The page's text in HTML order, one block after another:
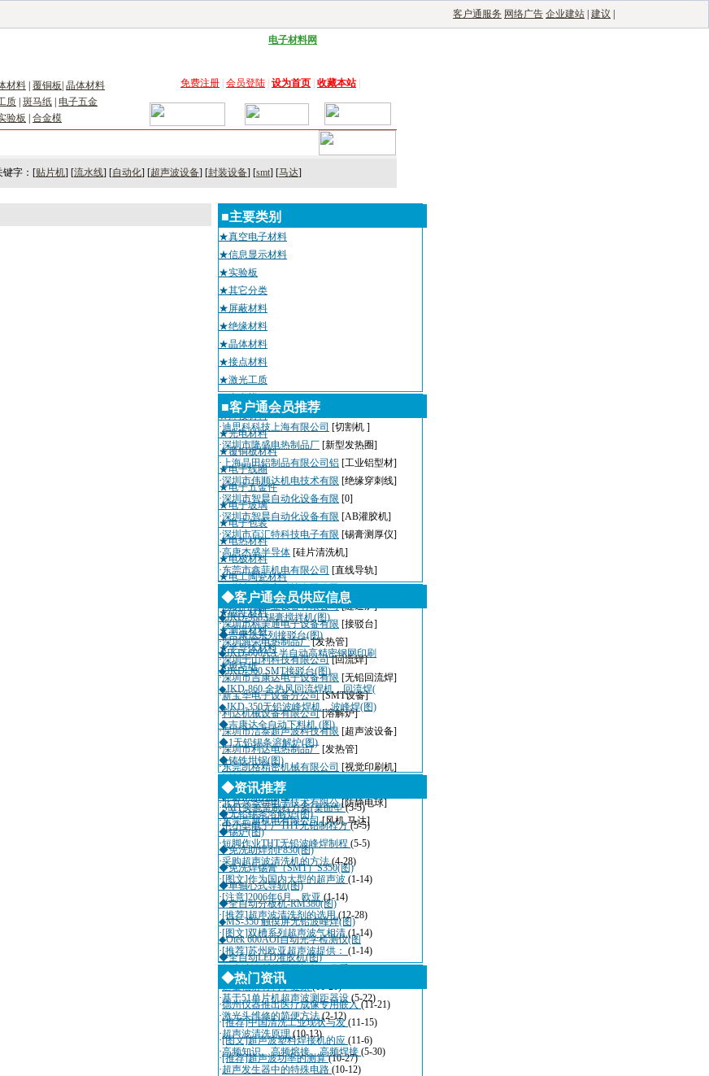
客户通服务 网络广告 企业建站 建议
电子材料网
材料 覆铜板 晶体材料
质 斑马纸
电子五金
验板 合金模
免费注册 会员登陆 设为首页 收藏本站|
键字：[贴片机] [流水线] [自动化] [超声波设备] [封装设备] [smt] [马达]
■主要类别
★真空电子材料
★信息显示材料
★实验板
★其它分类
★屏蔽材料
★绝缘材料
★晶体材料
★接点材料
★激光工质
★合金模
★焊接材料
★光电材料
★覆铜板材料
★电子线圈
★电子五金件
★电子玻璃
★电子包装
★电热材料
★电极材料
★电工陶瓷材料
★导电材料
★磁性材料
★测温材料
★半导体材料
★斑马纸
■客户通会员推荐
·迪思科科技上海有限公司 [切割机 ]
·深圳市隆盛电热制品厂 [新型发热圈]
·上海晶田铝制品有限公司铝 [工业铝型材]
·深圳市伟顺达机电技术有限 [绝缘穿刺线]
·深圳市智晨自动化设备有限 [0]
·深圳市智晨自动化设备有限 [AB灌胶机]
·深圳市百汇特科技电子有限 [锡膏测厚仪]
·高唐杰盛半导体 [硅片清洗机]
·东莞市鑫菲机电有限公司 [直线导轨]
深圳市瑞天宇科技有限公司
[AOI]
·深圳粤城工业设备有限公司 [隧道炉]
·深圳市科美通电子设备有限 [接驳台]
·深圳海荣电热制品厂 [发热管]
·深圳千山利科技有限公司 [回流焊]
·深圳市吉康达电子设备有限 [无铅回流焊]
·新宝华电子设备分公司 [SMT设备]
·利达机械设备有限公司 [溶解炉]
·深圳市洁泰超声波科技有限 [超声波设备]
·深圳市利达电热制品厂 [发热管]
·东莞凯格精密机械有限公司 [视觉印刷机]
·深圳市迈瑞自动化设备有限
·北京兴华特电子技术有限公 [防静电球]
·东莞三越机电有限公司 [风机,马达]
◆客户通会员供应信息
◆JKD-968 锡膏搅拌机(图)
◆吉康达系列接驳台(图)
◆JKD-600AA 半自动高精密钢网印刷
◆JKD-360 SMT接驳台(图)
◆JKD-860 全热风回流焊机，回流焊(
◆JKD-350无铅波峰焊机，波峰焊(图)
◆吉康达全自动下料机 (图)
◆1无铅锡条溶解炉(图)
◆铸铁坩锅(图)
◆抹机水(图)
◆喷水切割机(图)
◆无铅锡条溶解炉(图)
◆锡炉(图)
◆免洗助焊剂F830(图)
◆免洗焊锡膏（SMT）S350(图)
◆单轴心式导轨(图)
◆全自动分板机-RM380(图)
◆MS-350 触摸屏无铅波峰焊(图)
◆Otek 600AOI自动光学检测仪(图
◆全自动LED灌胶机(图)
◆资讯推荐
·SMT实验室制程方案(桌面型(5-5)
·中小型电子厂THT无铅制程方(5-5)
·短脚作业THT无铅波峰焊制程 (5-5)
·采购超声波清洗机的方法(4-28)
·[图文]作为国内大型的超声波 (1-14)
·[注意]2006年6月，欧亚(1-14)
·[推荐]超声波清洗剂的选用(12-28)
·[图文]双槽系列超声波气相清(1-14)
·[推荐]苏州欧亚超声波提供： (1-14)
超声波诊断仪国际招标10月看
·适量辐射有利于健康(11-20)
·德州仪器推出医疗成像专用嵌入 (11-21)
·[推荐]中国清洗工业现状与发(11-15)
·[图文]超声波塑料焊接机的应 (11-6)
·[推荐]超声波功率的测算(10-27)
◆热门资讯
·基于51单片机超声波测距器设 (5-22)
·激光头维修的简便方法(2-12)
·超声波清洗原理(10-13)
·高频知识、高频熔接、高频焊接 (5-30)
·超声发生器中的特殊电路 (10-12)